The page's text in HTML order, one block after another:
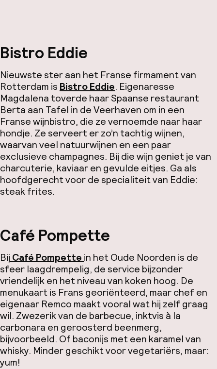
Bistro Eddie
Nieuwste ster aan het Franse firmament van
Rotterdam is Bistro Eddie. Eigenaresse
Magdalena toverde haar Spaanse restaurant
Berta aan Tafel in de Veerhaven om in een
Franse wijnbistro, die ze vernoemde naar haar
hondje. Ze serveert er zo’n tachtig wijnen,
waarvan veel natuurwijnen en een paar
exclusieve champagnes. Bij die wijn geniet je van
charcuterie, kaviaar en gevulde eitjes. Ga als
hoofdgerecht voor de specialiteit van Eddie:
steak frites.
Café Pompette
Bij Café Pompette in het Oude Noorden is de
sfeer laagdrempelig, de service bijzonder
vriendelijk en het niveau van koken hoog. De
menukaart is Frans georiënteerd, maar chef en
eigenaar Remco maakt vooral wat hij zelf graag
wil. Zwezerik van de barbecue, inktvis à la
carbonara en geroosterd beenmerg,
bijvoorbeeld. Of baconijs met een karamel van
whisky. Minder geschikt voor vegetariërs, maar:
yum!